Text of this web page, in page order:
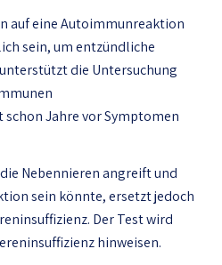
auf eine Autoimmunreaktion
sein, um entzündliche
die Untersuchung
Jahre vor Symptomen
Nebennieren angreift und
sein könnte, ersetzt jedoch
Der Test wird
hinweisen.